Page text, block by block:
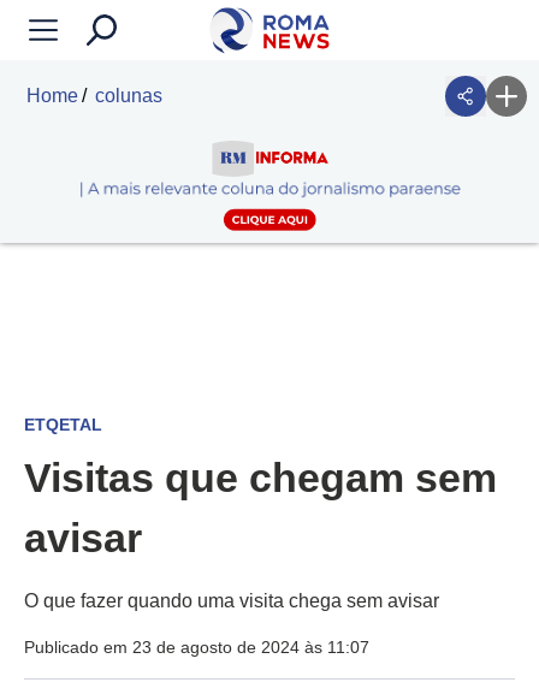
Home colunas
ETQETAL
Visitas que chegam sem
avisar
O que fazer quando uma visita chega sem avisar
Publicado em 23 de agosto de 2024 às 11:07